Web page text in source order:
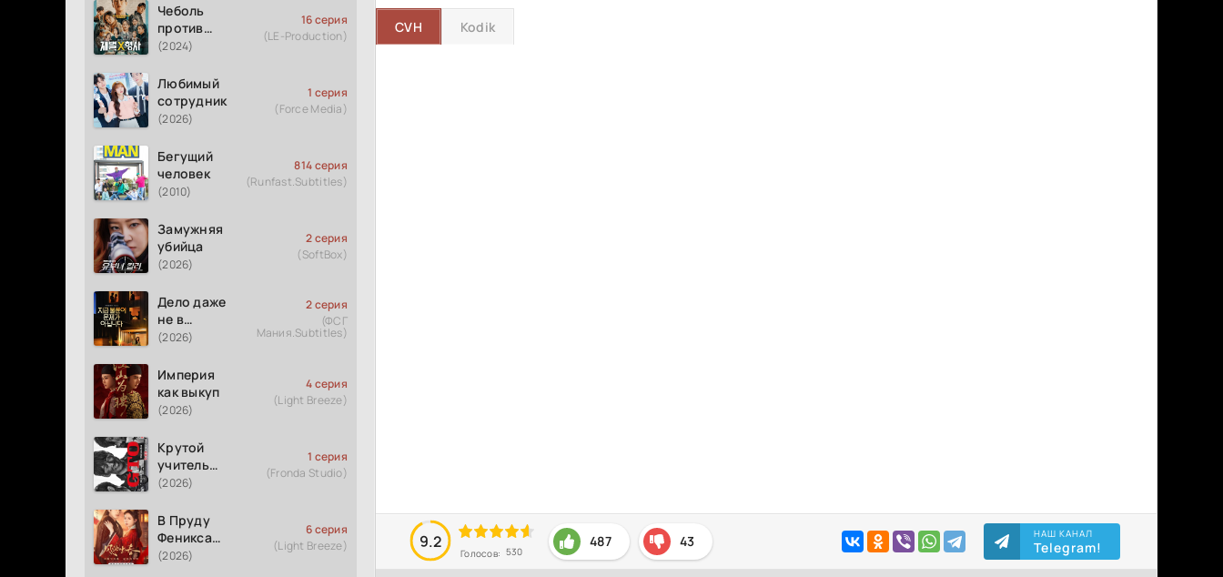
Чеболь
против
детектива
(2024)
16 серия
(LE-Production)
Любимый
сотрудник
(2026)
1 серия
(Force Media)
Бегущий
человек
(2010)
814 серия
(Runfast.Subtitles)
Замужняя
убийца
(2026)
2 серия
(SoftBox)
Дело даже
не в
измене
(2026)
2 серия
(ФСГ
Мания.Subtitles)
Империя
как выкуп
(2026)
4 серия
(Light Breeze)
Крутой
учитель
Онидзука
(2026)
(2026)
1 серия
(Fronda Studio)
В Пруду
Феникса
рождается
(2026)
6 серия
(Light Breeze)
CVH Kodik
9.2
Голосов: 530
487 43 НАШ КАНАЛ
Telegram!